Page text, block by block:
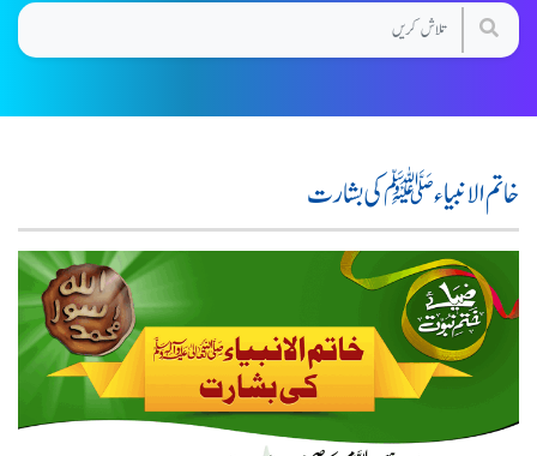
خاتم الانبیاء ﷺ کی بشارت